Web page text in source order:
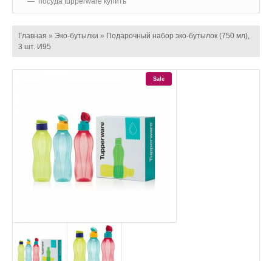
Главная » Эко-бутылки » Подарочный набор эко-бутылок (750 мл),
3 шт. И95
Sale